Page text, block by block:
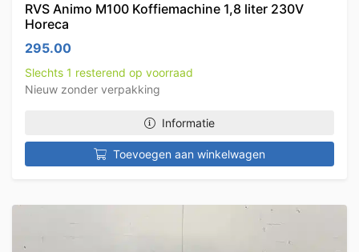
RVS Animo M100 Koffiemachine 1,8 liter 230V
Horeca
295.00
Slechts 1 resterend op voorraad
Nieuw zonder verpakking
Informatie
Toevoegen aan winkelwagen